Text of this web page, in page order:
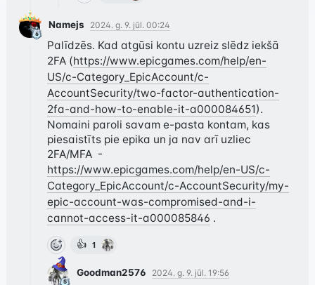
Namejs 2024. g. 9. jūl. 00:24
Palīdzēs. Kad atgūsi kontu uzreiz slēdz iekšā
2FA (https://www.epicgames.com/help/en-
US/c-Category_EpicAccount/c-
AccountSecurity/two-factor-authentication-
2fa-and-how-to-enable-it-a000084651).
Nomaini paroli savam e-pasta kontam, kas
piesaistīts pie epika un ja nav arī uzliec
https://www.epicgames.com/help/en-US/c-
Category_EpicAccount/c-AccountSecurity/my-
epic-account-was-compromised-and-i-
cannot-access-it-a000085846 .
👍 1
Goodman2576 2024. g. 9. jūl. 19:56